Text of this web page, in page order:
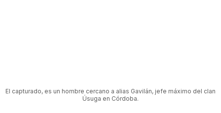
El capturado, es un hombre cercano a alias Gavilán, jefe máximo del clan
Úsuga en Córdoba.